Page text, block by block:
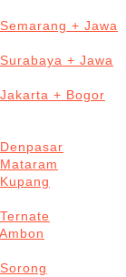
+ Jawa
+ Jawa
+ Bogor